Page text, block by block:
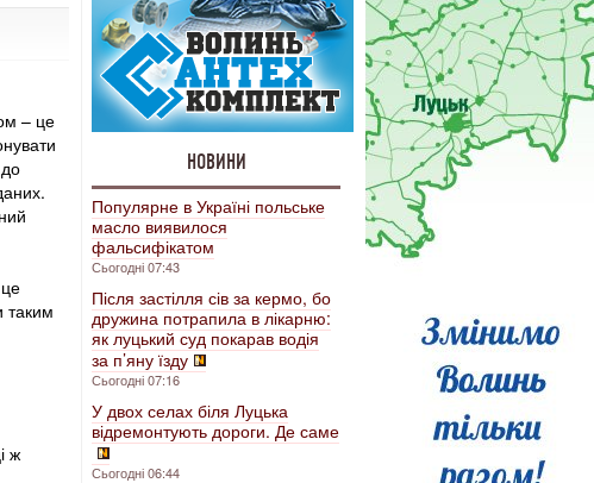
– це
таким
ж
НОВИНИ
Популярне в Україні польське
масло виявилося
фальсифікатом
Сьогодні 07:43
Після застілля сів за кермо, бо
дружина потрапила в лікарню:
як луцький суд покарав водія
за п’яну їзду
Сьогодні 07:16
У двох селах біля Луцька
відремонтують дороги. Де саме
Сьогодні 06:44